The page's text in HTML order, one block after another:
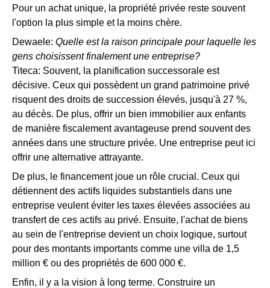
Pour un achat unique, la propriété privée reste souvent
l'option la plus simple et la moins chère.
Dewaele: Quelle est la raison principale pour laquelle les
gens choisissent finalement une entreprise?
Titeca: Souvent, la planification successorale est
décisive. Ceux qui possèdent un grand patrimoine privé
risquent des droits de succession élevés, jusqu'à 27 %,
au décès. De plus, offrir un bien immobilier aux enfants
de manière fiscalement avantageuse prend souvent des
années dans une structure privée. Une entreprise peut ici
offrir une alternative attrayante.
De plus, le financement joue un rôle crucial. Ceux qui
détiennent des actifs liquides substantiels dans une
entreprise veulent éviter les taxes élevées associées au
transfert de ces actifs au privé. Ensuite, l'achat de biens
au sein de l'entreprise devient un choix logique, surtout
pour des montants importants comme une villa de 1,5
million € ou des propriétés de 600 000 €.
Enfin, il y a la vision à long terme. Construire un